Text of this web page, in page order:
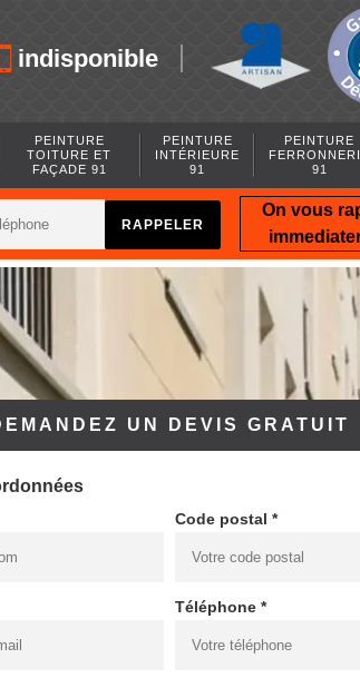
indisponible
PEINTURE
TOITURE ET
FAÇADE 91
PEINTURE
INTÉRIEURE
91
PEINTURE
91
On vous
UN DEVIS GRATUIT
Code postal *
Téléphone *